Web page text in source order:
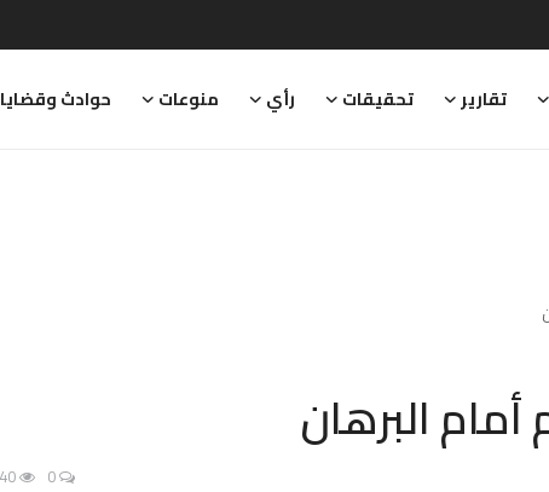
تقارير تحقيقات رأي منوعات حوادث وقضايا
البرهان
0
40